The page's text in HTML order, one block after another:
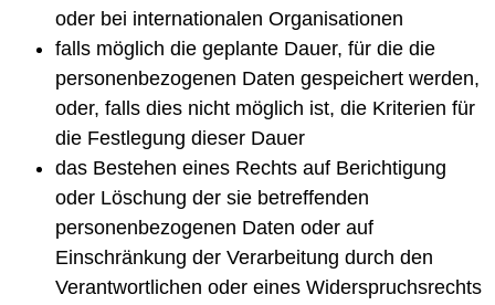
oder bei internationalen Organisationen
falls möglich die geplante Dauer, für die die
personenbezogenen Daten gespeichert werden,
oder, falls dies nicht möglich ist, die Kriterien für
die Festlegung dieser Dauer
das Bestehen eines Rechts auf Berichtigung
oder Löschung der sie betreffenden
personenbezogenen Daten oder auf
Einschränkung der Verarbeitung durch den
Verantwortlichen oder eines Widerspruchsrechts